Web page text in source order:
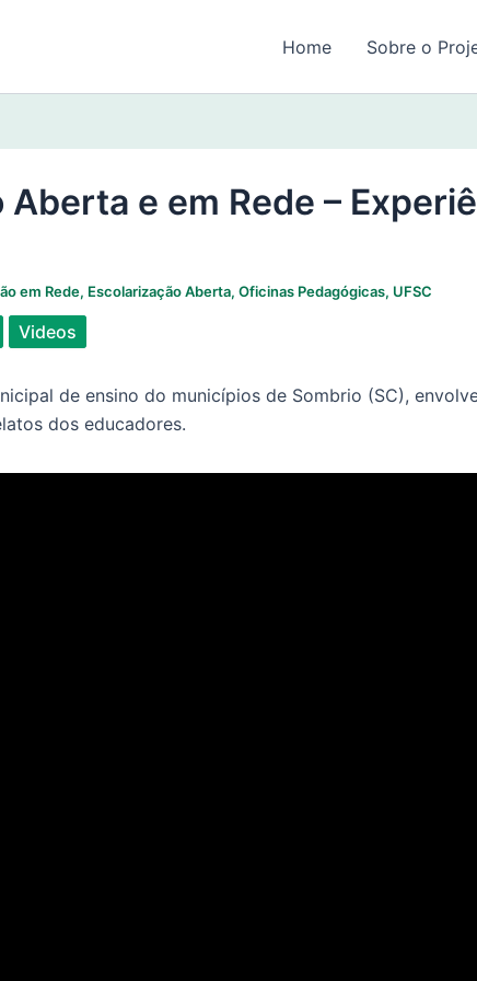
Home Sobre o
e em Rede –
em Rede, Escolarização Aberta, Oficinas Pedagógicas, UFSC
Videos
de ensino do municípios de Sombrio (SC),
dos educadores.